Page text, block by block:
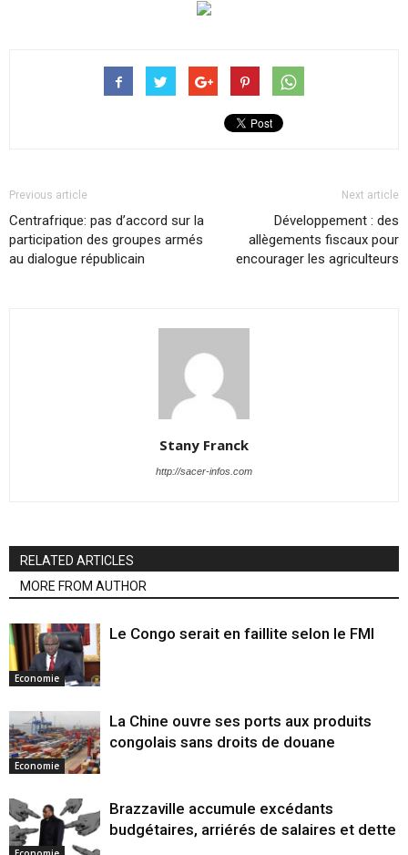
Previous article
Centrafrique: pas d’accord sur la
participation des groupes armés
au dialogue républicain
Next article
Développement : des
allègements fiscaux pour
encourager les agriculteurs
Stany Franck
http://sacer-infos.com
RELATED ARTICLES
MORE FROM AUTHOR
Economie
Le Congo serait en faillite selon le FMI
Economie
La Chine ouvre ses ports aux produits
congolais sans droits de douane
Brazzaville accumule excédants
budgétaires, arriérés de salaires et dette